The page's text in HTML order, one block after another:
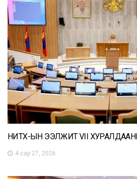
НИТХ-ЫН ЭЭЛЖИТ VII
4 сар 27, 2026